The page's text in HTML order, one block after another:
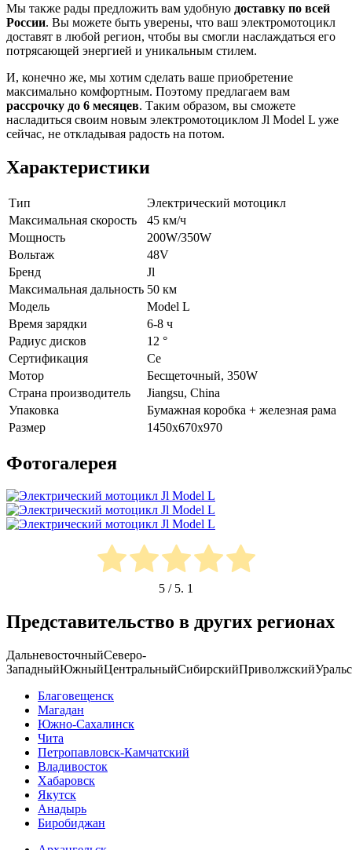
Мы также рады предложить вам удобную доставку по всей
России. Вы можете быть уверены, что ваш электромотоцикл
доставят в любой регион, чтобы вы смогли наслаждаться его
потрясающей энергией и уникальным стилем.
И, конечно же, мы хотим сделать ваше приобретение
максимально комфортным. Поэтому предлагаем вам
рассрочку до 6 месяцев. Таким образом, вы сможете
насладиться своим новым электромотоциклом Jl Model L уже
сейчас, не откладывая радость на потом.
Характеристики
Тип
Электрический мотоцикл
Максимальная скорость
45 км/ч
Мощность
200W/350W
Вольтаж
48V
Бренд
Jl
Максимальная дальность 50 км
Модель
Model L
Время зарядки
6-8 ч
Радиус дисков
12 °
Сертификация
Ce
Мотор
Бесщеточный, 350W
Страна производитель
Jiangsu, China
Упаковка
Бумажная коробка + железная рама
Размер
1450x670x970
Фотогалерея
5 / 5. 1
Представительство в других регионах
ДальневосточныйСеверо-
ЗападныйЮжныйЦентральныйСибирскийПриволжский
Благовещенск
Магадан
Южно-Сахалинск
Чита
Петропавловск-Камчатский
Владивосток
Хабаровск
Якутск
Анадырь
Биробиджан